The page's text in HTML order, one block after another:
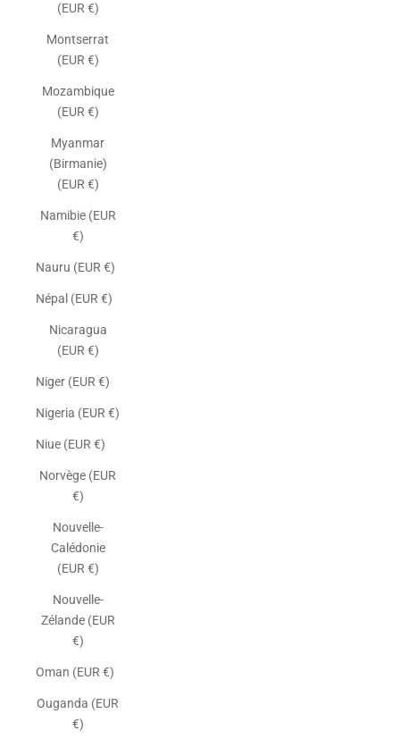
(EUR €)
Montserrat
(EUR €)
Mozambique
(EUR €)
Myanmar
(Birmanie)
(EUR €)
Namibie (EUR
€)
Nauru (EUR €)
Népal (EUR €)
Nicaragua
(EUR €)
Niger (EUR €)
Nigeria (EUR €)
Niue (EUR €)
Norvège (EUR
€)
Nouvelle-
Calédonie
(EUR €)
Nouvelle-
Zélande (EUR
€)
Oman (EUR €)
Ouganda (EUR
€)